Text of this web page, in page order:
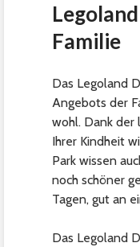
Familie
Das Legoland
Angebots der
wohl. Dank der
Ihrer Kindheit
Park wissen
noch schöner
Tagen, gut an
Das Legoland